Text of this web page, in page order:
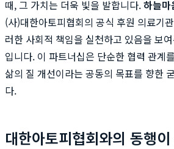
때, 그 가치는 더욱 빛을 발합니다.하늘마
(사)대한아토피협회의 공식 후원 의료기
러한 사회적 책임을 실천하고 있음을 보
입니다. 이 파트너십은 단순한 협력 관계
삶의 질 개선이라는 공동의 목표를 향한
다.
대한아토피협회와의 동행